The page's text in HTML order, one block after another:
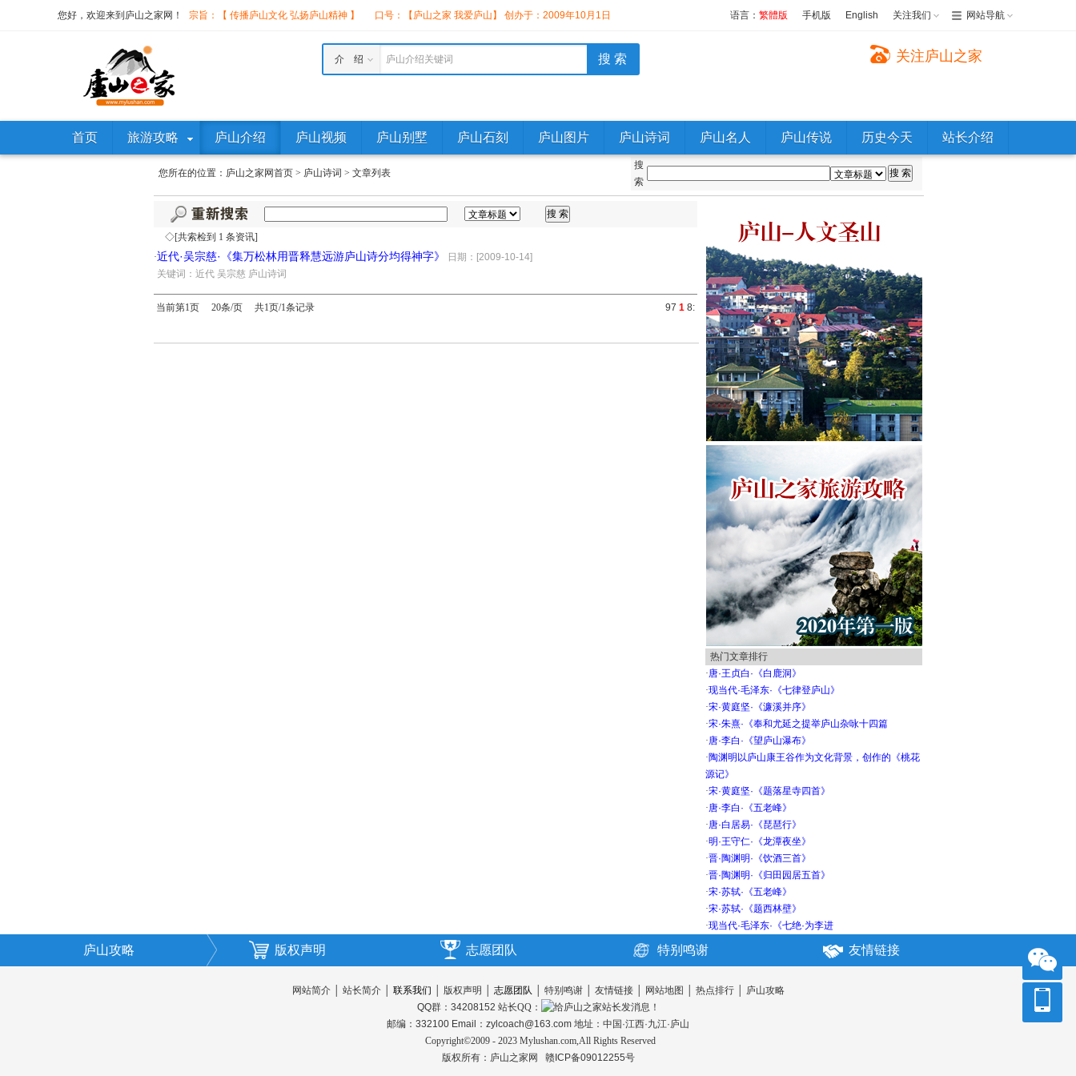
您好，欢迎来到庐山之家网！ 宗旨：【 传播庐山文化 弘扬庐山精神 】 口号：【庐山之家 我爱庐山】 创办于：2009年10月1日 语言： 繁體版 手机版 English 关注我们 网站导航
庐山介绍关键词
介 绍 关注庐山之家
首页 旅游攻略 庐山介绍 庐山视频 庐山别墅 庐山石刻 庐山图片 庐山诗词 庐山名人 庐山传说 历史今天 站长介绍
您所在的位置： 庐山之家网首页 > 庐山诗词 > 文章列表
搜
索
◇[共索检到 1 条资讯]
·近代·吴宗慈·《集万松林用晋释慧远游庐山诗分均得神字》
日期：[2009-10-14]
关键词：近代 吴宗慈 庐山诗词
当前第1页 20条/页 共1页/1条记录 97 1 8:
热门文章排行
·唐·王贞白·《白鹿洞》
·现当代·毛泽东·《七律登庐山》
·宋·黄庭坚·《濂溪并序》
·宋·朱熹·《奉和尤延之提举庐山杂咏十四篇
·唐·李白·《望庐山瀑布》
·陶渊明以庐山康王谷作为文化背景，创作的《桃花
源记》
·宋·黄庭坚·《题落星寺四首》
·唐·李白·《五老峰》
·唐·白居易·《琵琶行》
·明·王守仁·《龙潭夜坐》
·晋·陶渊明·《饮酒三首》
·晋·陶渊明·《归田园居五首》
·宋·苏轼·《五老峰》
·宋·苏轼·《题西林壁》
·现当代·毛泽东·《七绝·为李进
庐山攻略 版权声明 志愿团队 特别鸣谢 友情链接
网站简介│ 站长简介│ 联系我们 版权声明 志愿团队 特别鸣谢│ 友情链接│ 网站地图 热点排行│
庐山攻略
QQ群：34208152 站长QQ：
邮编：332100 Email：zylcoach@163.com 地址：中国·江西·九江·庐山
Copyright©2009 - 2023 Mylushan.com,All Rights Reserved
版权所有： 庐山之家网 赣ICP备09012255号